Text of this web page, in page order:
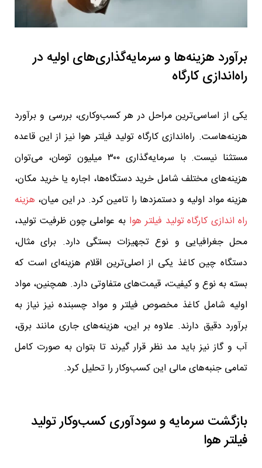
برآورد هزینه‌ها و سرمایه‌گذاری‌های اولیه در
راه‌اندازی کارگاه
یکی از اساسی‌ترین مراحل در هر کسب‌وکاری، بررسی و برآورد
هزینه‌هاست. راه‌اندازی کارگاه تولید فیلتر هوا نیز از این قاعده
مستثنا نیست. با سرمایه‌گذاری ۳۰۰ میلیون تومان، می‌توان
هزینه‌های مختلف شامل خرید دستگاه‌ها، اجاره یا خرید مکان،
هزینه مواد اولیه و دستمزدها را تامین کرد. در این میان، هزینه
راه اندازی کارگاه تولید فیلتر هوا به عواملی چون ظرفیت تولید،
محل جغرافیایی و نوع تجهیزات بستگی دارد. برای مثال،
دستگاه چین کاغذ یکی از اصلی‌ترین اقلام هزینه‌ای است که
بسته به نوع و کیفیت، قیمت‌های متفاوتی دارد. همچنین، مواد
اولیه شامل کاغذ مخصوص فیلتر و مواد چسبنده نیز نیاز به
برآورد دقیق دارند. علاوه بر این، هزینه‌های جاری مانند برق،
آب و گاز نیز باید مد نظر قرار گیرند تا بتوان به صورت کامل
تمامی جنبه‌های مالی این کسب‌وکار را تحلیل کرد.
بازگشت سرمایه و سودآوری کسب‌وکار تولید
فیلتر هوا